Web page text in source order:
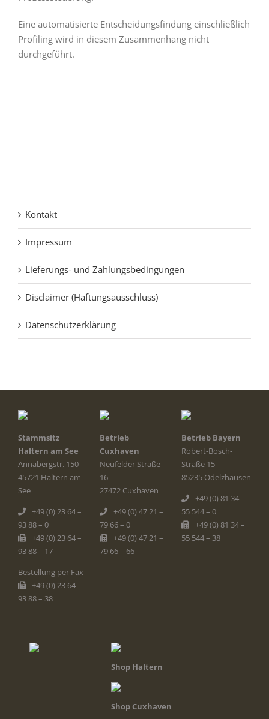
Eine automatisierte Entscheidungsfindung einschließlich
Profiling wird in diesem Zusammenhang nicht
durchgeführt.
Kontakt
Impressum
Lieferungs- und Zahlungsbedingungen
Disclaimer (Haftungsausschluss)
Datenschutzerklärung
Stammsitz
Haltern am See
Annabergstr. 150
45721 Haltern am
See
+49 (0) 23 64 –
93 88 – 0
+49 (0) 23 64 –
93 88 – 17
Bestellung per Fax
+49 (0) 23 64 –
93 88 – 38
Betrieb
Cuxhaven
Neufelder Straße
16
27472 Cuxhaven
+49 (0) 47 21 –
79 66 – 0
+49 (0) 47 21 –
79 66 – 66
Betrieb Bayern
Robert-Bosch-
Straße 15
85235 Odelzhausen
+49 (0) 81 34 –
55 544 – 0
+49 (0) 81 34 –
55 544 – 38
Shop Haltern
Shop Cuxhaven